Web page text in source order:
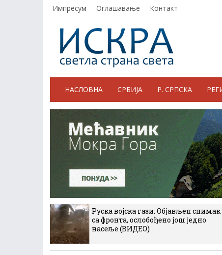
Импресум Оглашавање Контакт
НАСЛОВНА СРБИЈА Р. СРПСКА
Руска војска гази: Објављен снимак
са фронта, ослобођено још једно
насеље (ВИДЕО)